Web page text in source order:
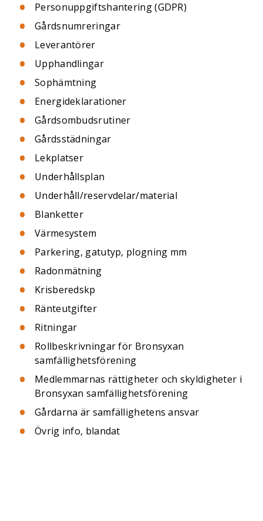
Personuppgiftshantering (GDPR)
Gårdsnumreringar
Leverantörer
Upphandlingar
Sophämtning
Energideklarationer
Gårdsombudsrutiner
Gårdsstädningar
Lekplatser
Underhållsplan
Underhåll/reservdelar/material
Blanketter
Värmesystem
Parkering, gatutyp, plogning mm
Radonmätning
Krisberedskp
Ränteutgifter
Ritningar
Rollbeskrivningar för Bronsyxan
samfällighetsförening
Medlemmarnas rättigheter och skyldigheter i
Bronsyxan samfällighetsförening
Gårdarna är samfällighetens ansvar
Övrig info, blandat